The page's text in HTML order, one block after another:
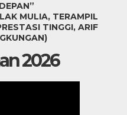
MULIA, TERAMPIL
TINGGI, ARIF
2026